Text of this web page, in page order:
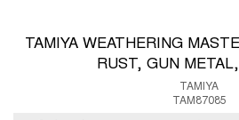
TAMIYA WEATHERING
RUST, GUN
TAMIYA
TAM87085